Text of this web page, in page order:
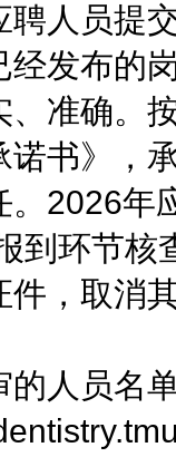
员提交
经发布的
、准确。
诺书》，
2026年
到环节
件，取消
员名单